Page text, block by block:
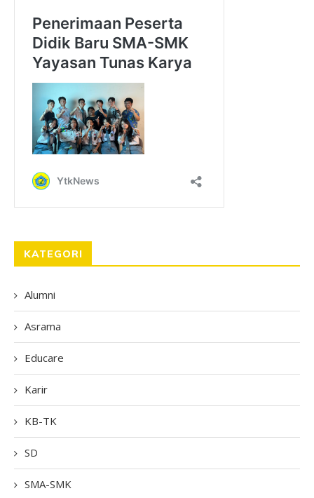
KATEGORI
Alumni
Asrama
Educare
Karir
KB-TK
SD
SMA-SMK